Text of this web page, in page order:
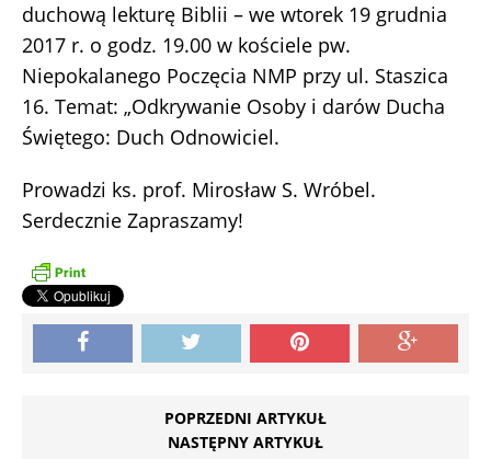
duchową lekturę Biblii – we wtorek 19 grudnia
2017 r. o godz. 19.00 w kościele pw.
Niepokalanego Poczęcia NMP przy ul. Staszica
16. Temat: „Odkrywanie Osoby i darów Ducha
Świętego: Duch Odnowiciel.
Prowadzi ks. prof. Mirosław S. Wróbel.
Serdecznie Zapraszamy!
POPRZEDNI ARTYKUŁ
NASTĘPNY ARTYKUŁ